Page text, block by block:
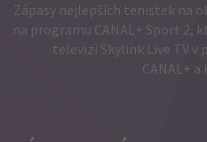
Zápasy nejlepších tenistek na
na programu CANAL+ Sport 2,
televizi Skylink Live TV v
CANAL+ a